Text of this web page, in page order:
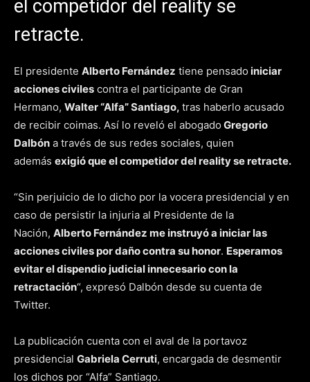
el competidor del reality se
retracte.
El presidente Alberto Fernández tiene pensado iniciar
acciones civiles contra el participante de Gran
Hermano, Walter “Alfa” Santiago, tras haberlo acusado
de recibir coimas. Así lo reveló el abogado Gregorio
Dalbón a través de sus redes sociales, quien
además exigió que el competidor del reality se retracte.
“Sin perjuicio de lo dicho por la vocera presidencial y en
caso de persistir la injuria al Presidente de la
Nación, Alberto Fernández me instruyó a iniciar las
acciones civiles por daño contra su honor. Esperamos
evitar el dispendio judicial innecesario con la
retractación“, expresó Dalbón desde su cuenta de
Twitter.
La publicación cuenta con el aval de la portavoz
presidencial Gabriela Cerruti, encargada de desmentir
los dichos por “Alfa” Santiago.